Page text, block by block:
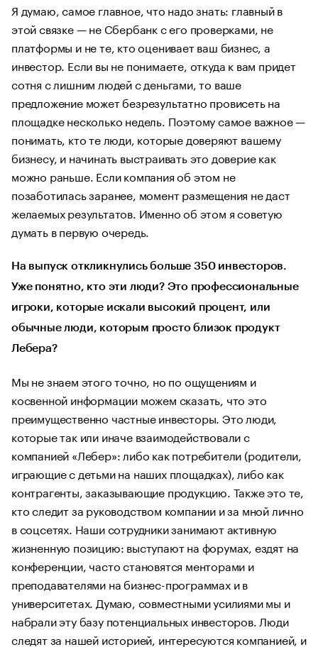
Я думаю, самое главное, что надо знать: главный в
этой связке — не Сбербанк с его проверками, не
платформы и не те, кто оценивает ваш бизнес, а
инвестор. Если вы не понимаете, откуда к вам придет
сотня с лишним людей с деньгами, то ваше
предложение может безрезультатно провисеть на
площадке несколько недель. Поэтому самое важное —
понимать, кто те люди, которые доверяют вашему
бизнесу, и начинать выстраивать это доверие как
можно раньше. Если компания об этом не
позаботилась заранее, момент размещения не даст
желаемых результатов. Именно об этом я советую
думать в первую очередь.
На выпуск откликнулись больше 350 инвесторов.
Уже понятно, кто эти люди? Это профессиональные
игроки, которые искали высокий процент, или
обычные люди, которым просто близок продукт
Лебера?
Мы не знаем этого точно, но по ощущениям и
косвенной информации можем сказать, что это
преимущественно частные инвесторы. Это люди,
которые так или иначе взаимодействовали с
компанией «Лебер»: либо как потребители (родители,
играющие с детьми на наших площадках), либо как
контрагенты, заказывающие продукцию. Также это те,
кто следит за руководством компании и за мной лично
в соцсетях. Наши сотрудники занимают активную
жизненную позицию: выступают на форумах, ездят на
конференции, часто становятся менторами и
преподавателями на бизнес-программах и в
университетах. Думаю, совместными усилиями мы и
набрали эту базу потенциальных инвесторов. Люди
следят за нашей историей, интересуются компанией, и